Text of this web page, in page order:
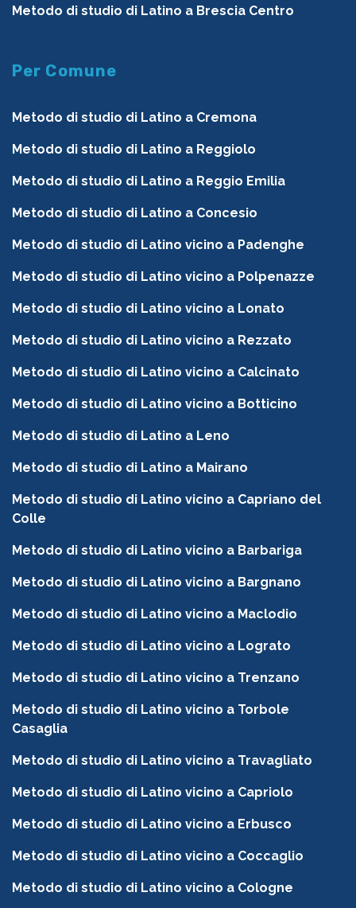
Metodo di studio di Latino a Brescia Centro
Per Comune
Metodo di studio di Latino a Cremona
Metodo di studio di Latino a Reggiolo
Metodo di studio di Latino a Reggio Emilia
Metodo di studio di Latino a Concesio
Metodo di studio di Latino vicino a Padenghe
Metodo di studio di Latino vicino a Polpenazze
Metodo di studio di Latino vicino a Lonato
Metodo di studio di Latino vicino a Rezzato
Metodo di studio di Latino vicino a Calcinato
Metodo di studio di Latino vicino a Botticino
Metodo di studio di Latino a Leno
Metodo di studio di Latino a Mairano
Metodo di studio di Latino vicino a Capriano del
Colle
Metodo di studio di Latino vicino a Barbariga
Metodo di studio di Latino vicino a Bargnano
Metodo di studio di Latino vicino a Maclodio
Metodo di studio di Latino vicino a Lograto
Metodo di studio di Latino vicino a Trenzano
Metodo di studio di Latino vicino a Torbole
Casaglia
Metodo di studio di Latino vicino a Travagliato
Metodo di studio di Latino vicino a Capriolo
Metodo di studio di Latino vicino a Erbusco
Metodo di studio di Latino vicino a Coccaglio
Metodo di studio di Latino vicino a Cologne